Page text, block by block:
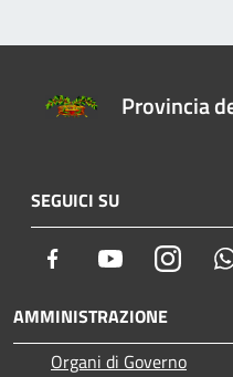
Provincia
SEGUICI SU
Facebook Youtube
AMMINISTRAZIONE
Organi di Governo